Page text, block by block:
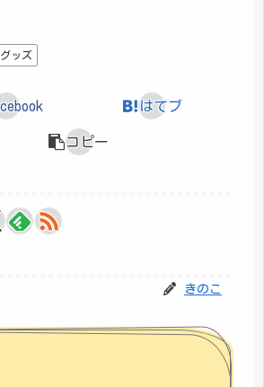
ッズ
はてブ
コピー
きのこ